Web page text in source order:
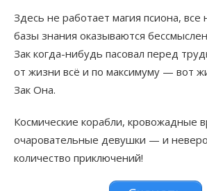
Здесь не работает магия псиона, все
базы знания оказываются
Зак когда-нибудь пасовал перед
от жизни всё и по максимуму — вот
Зак Она.
Космические корабли, кровожадные
очаровательные девушки — и
количество приключений!